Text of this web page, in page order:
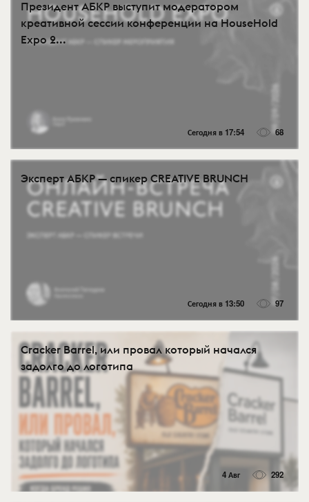
Президент АБКР выступит модератором
креативной сессии конференции на HouseHold
Expo 2...
Сегодня в 17:54 68
Эксперт АБКР — спикер CREATIVE BRUNCH
Сегодня в 13:50 97
Cracker Barrel, или провал который начался
задолго до логотипа
4 Авг 292